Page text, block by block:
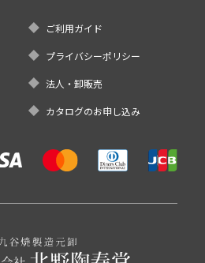
ご利用ガイド
プライバシーポリシー
法人・卸販売
カタログのお申し込み